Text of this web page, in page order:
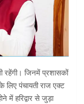
रहेंगी। जिनमें प्रशासकों
लिए पंचायती राज एक्ट
में हरिद्वार से जुड़ा